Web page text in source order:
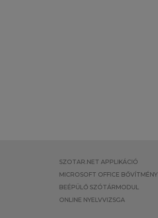
SZOTAR.NET APPLIKÁCIÓ
MICROSOFT OFFICE BŐVÍTMÉNY
BEÉPÜLŐ SZÓTÁRMODUL
ONLINE NYELVVIZSGA